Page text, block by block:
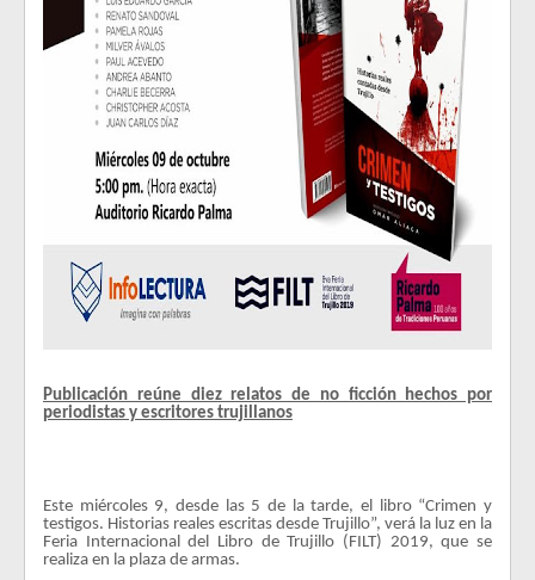
Publicación reúne diez relatos de no ficción hechos por
periodistas y escritores trujillanos
Este miércoles 9, desde las 5 de la tarde, el libro “Crimen y
testigos. Historias reales escritas desde Trujillo”, verá la luz en la
Feria Internacional del Libro de Trujillo (FILT) 2019, que se
realiza en la plaza de armas.